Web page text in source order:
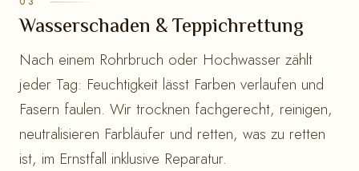
Wasserschaden & Teppichrettung
Nach einem Rohrbruch oder Hochwasser zählt
jeder Tag: Feuchtigkeit lässt Farben verlaufen und
Fasern faulen. Wir trocknen fachgerecht, reinigen,
neutralisieren Farbläufer und retten, was zu retten
ist, im Ernstfall inklusive Reparatur.